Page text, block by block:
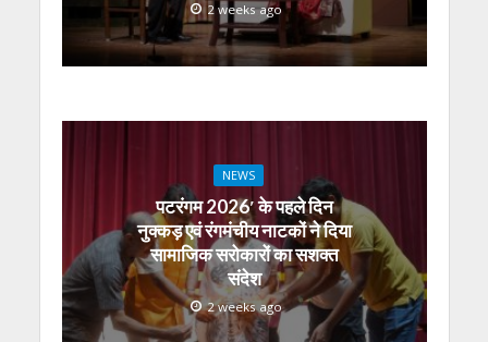
2 weeks ago
NEWS
पटरंगम 2026′ के पहले दिन
नुक्कड़ एवं रंगमंचीय नाटकों ने दिया
सामाजिक सरोकारों का सशक्त
संदेश
2 weeks ago